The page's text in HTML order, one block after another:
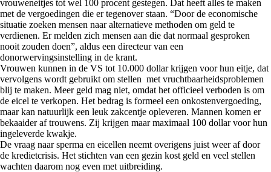
vrouweneitjes tot wel 100 procent gestegen. Dat heeft alles te maken
met de vergoedingen die er tegenover staan. “Door de economische
situatie zoeken mensen naar alternatieve methoden om geld te
verdienen. Er melden zich mensen aan die dat normaal gesproken
nooit zouden doen”, aldus een directeur van een
donorwervingsinstelling in de krant.
Vrouwen kunnen in de VS tot 10.000 dollar krijgen voor hun eitje, dat
vervolgens wordt gebruikt om stellen met vruchtbaarheidsproblemen
blij te maken. Meer geld mag niet, omdat het officieel verboden is om
de eicel te verkopen. Het bedrag is formeel een onkostenvergoeding,
maar kan natuurlijk een leuk zakcentje opleveren. Mannen komen er
bekaaider af trouwens. Zij krijgen maar maximaal 100 dollar voor hun
ingeleverde kwakje.
De vraag naar sperma en eicellen neemt overigens juist weer af door
de kredietcrisis. Het stichten van een gezin kost geld en veel stellen
wachten daarom nog even met uitbreiding.